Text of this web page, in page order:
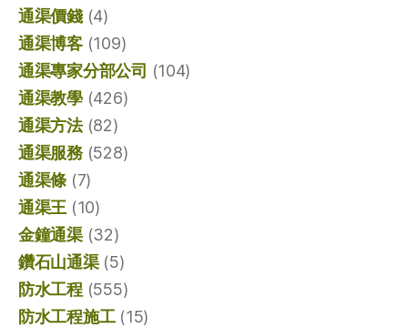
通渠價錢(4)
通渠博客(109)
通渠專家分部公司 (104)
通渠教學(426)
通渠方法(82)
通渠服務(528)
通渠條 (7)
通渠王 (10)
金鐘通渠(32)
鑽石山通渠(5)
防水工程(555)
防水工程施工(15)